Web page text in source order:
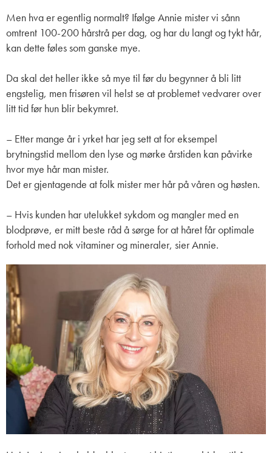
Men hva er egentlig normalt? Ifølge Annie mister vi sånn
omtrent 100-200 hårstrå per dag, og har du langt og tykt hår,
kan dette føles som ganske mye.
Da skal det heller ikke så mye til før du begynner å bli litt
engstelig, men frisøren vil helst se at problemet vedvarer over
litt tid før hun blir bekymret.
– Etter mange år i yrket har jeg sett at for eksempel
brytningstid mellom den lyse og mørke årstiden kan påvirke
hvor mye hår man mister.
Det er gjentagende at folk mister mer hår på våren og høsten.
– Hvis kunden har utelukket sykdom og mangler med en
blodprøve, er mitt beste råd å sørge for at håret får optimale
forhold med nok vitaminer og mineraler, sier Annie.